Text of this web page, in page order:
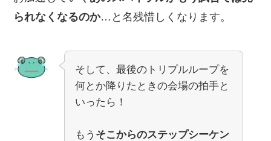
られなくなるのか…と名残惜しくなります。
そして、最後のトリプルループを
何とか降りたときの会場の拍手と
いったら！
もう そこからのステップシーケン